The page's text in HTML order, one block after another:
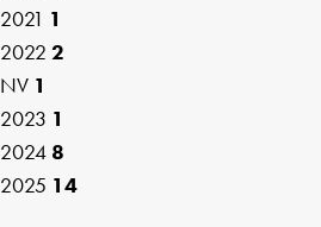
2021 1
2022 2
NV 1
2023 1
2024 8
2025 14